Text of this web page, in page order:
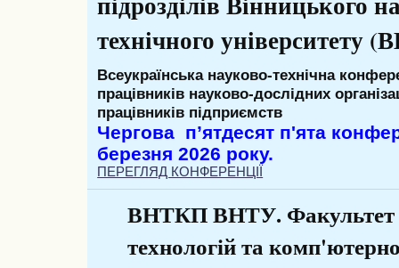
технічного
Всеукраїнська науково-технічна
працівників науково-дослідних
працівників підприємств
Чергова п’ятдесят п'ята
березня 2026 року.
ПЕРЕГЛЯД КОНФЕРЕНЦІЇ
ВНТКП ВНТУ. Факультет
технологій та